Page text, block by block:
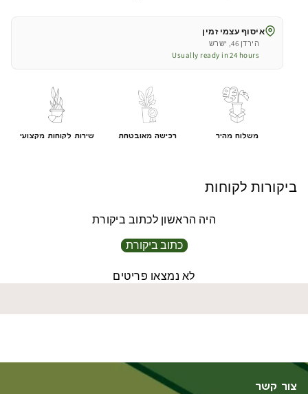
גדול
מטר
גדול
|
איסוף עצמי זמין
הירדן 46, ישרש
Usually ready in 24 hours
משלוח מהיר רכישה מאובטחת שירות לקוחות מקצועי
ביקורות לקוחות
היה הראשון לכתוב ביקורת
כתוב ביקורת
לא נמצאו פריטים
צור קשר